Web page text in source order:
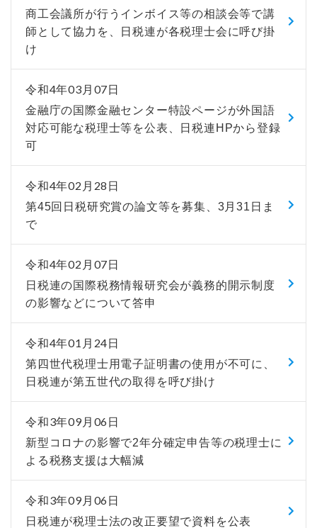
商工会議所が行うインボイス等の相談会等で講
師として協力を、日税連が各税理士会に呼び掛
け
令和4年03月07日
金融庁の国際金融センター特設ページが外国語
対応可能な税理士等を公表、日税連HPから登録
可
令和4年02月28日
第45回日税研究賞の論文等を募集、3月31日ま
で
令和4年02月07日
日税連の国際税務情報研究会が義務的開示制度
の影響などについて答申
令和4年01月24日
第四世代税理士用電子証明書の使用が不可に、
日税連が第五世代の取得を呼び掛け
令和3年09月06日
新型コロナの影響で2年分確定申告等の税理士に
よる税務支援は大幅減
令和3年09月06日
日税連が税理士法の改正要望で資料を公表